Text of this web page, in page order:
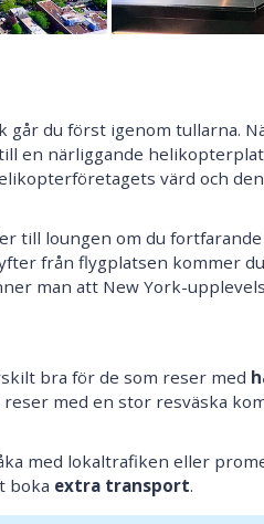
går du först igenom tullarna.
en närliggande
värd och
till loungen om du
från flygplatsen kommer
man att New York-
bra för de som reser med
med en stor resväska
med lokaltrafiken eller
boka extra transport.